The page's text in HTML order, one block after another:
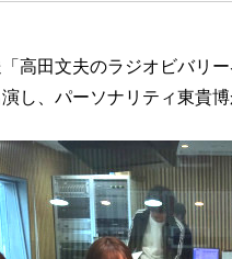
高田文夫のラジオビバリ
し、パーソナリティ東貴